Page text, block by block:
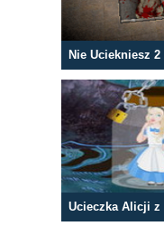
Nie Uciekniesz 2